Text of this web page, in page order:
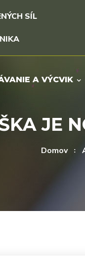
SÍL
A VÝCVIK
JE
Domov